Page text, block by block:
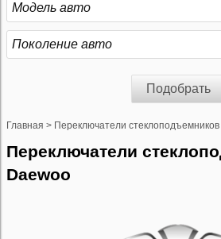
Модель авто
Поколение авто
Подобрать
Главная > Переключатели стеклоподъемников
Переключатели стеклоподъемников
Daewoo